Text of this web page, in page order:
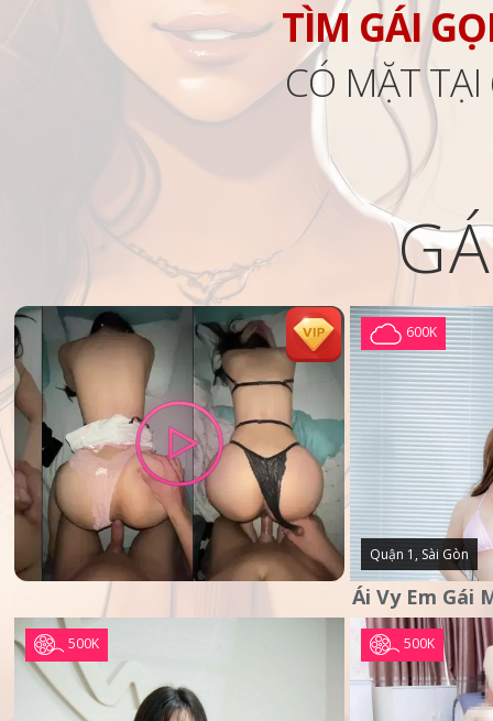
TÌM GÁI
CÓ MẶT
600K
Quận 1, Sài Gòn
500K 500K